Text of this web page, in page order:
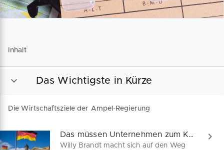
Inhalt
Das Wichtigste in Kürze
Die Wirtschaftsziele der Ampel-Regierung
Das müssen Unternehmen zum Koalitionsvertrag wissen
Willy Brandt macht sich auf den Weg